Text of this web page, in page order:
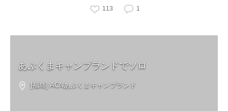
113 1
あぶくまキャンプランドでソロ
[福島] ACNあぶくまキャンプランド